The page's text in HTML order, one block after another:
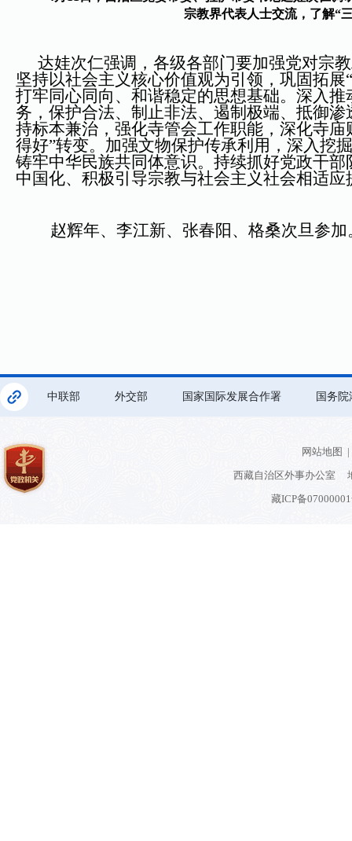
宗教界代表人士交流，了解“
达娃次仁强调，各级各部门要加强党对宗
坚持以社会主义核心价值观为引领，巩固拓
打牢同心同向、和谐稳定的思想基础。深入
务，保护合法、制止非法、遏制极端、抵御
持标本兼治，强化寺管会工作职能，深化寺
得好”转变。加强文物保护传承利用，深入挖
铸牢中华民族共同体意识。持续抓好党政干
中国化、积极引导宗教与社会主义社会相适
赵辉年、李江新、张春阳、格桑次旦参加
中联部 外交部 国家国际发展合作署 国务
网站地图 |
西藏自治区外事办公室
藏ICP备